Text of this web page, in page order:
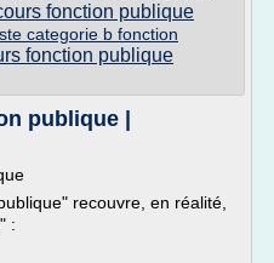
fonction publique
categorie b fonction
fonction publique
publique |
recouvre, en réalité,
: